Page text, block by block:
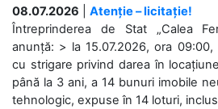
08.07.2026
Atenție – licitație!
Întreprinderea de Stat „Calea
anunță: > la 15.07.2026, ora
cu strigare privind darea în
până la 3 ani, a 14 bunuri imobile
tehnologic, expuse în 14 loturi,